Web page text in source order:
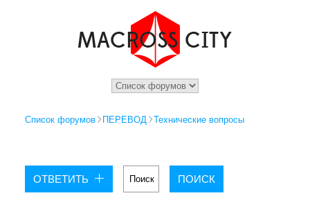
Список форумов ПЕРЕВОД Технические вопросы
ОТВЕТИТЬ